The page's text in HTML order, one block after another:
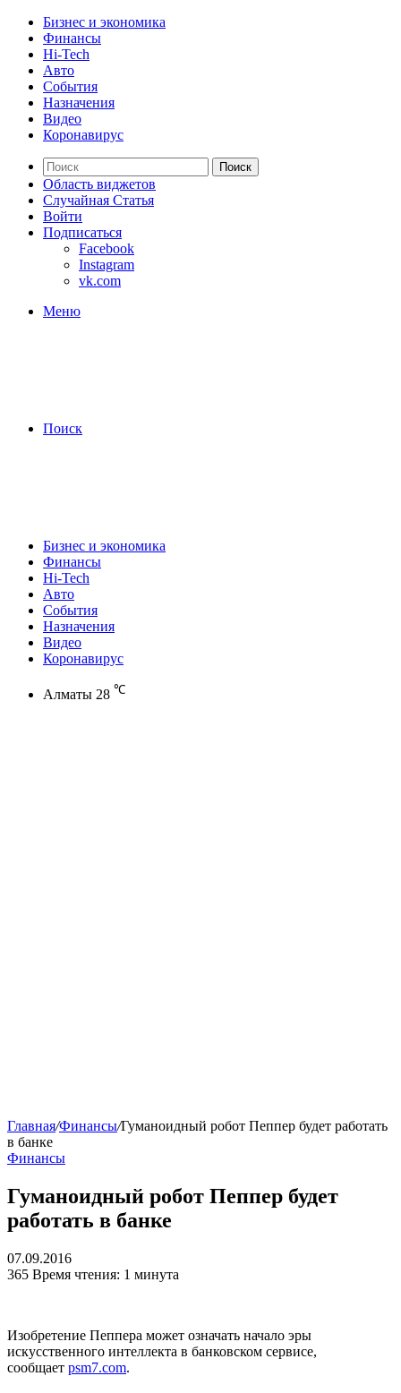
Бизнес и экономика
Финансы
Hi-Tech
Авто
События
Назначения
Видео
Коронавирус
Поиск
Область виджетов
Случайная Статья
Войти
Подписаться
Facebook
Instagram
vk.com
Меню
Поиск
Бизнес и экономика
Финансы
Hi-Tech
Авто
События
Назначения
Видео
Коронавирус
Алматы 28 ℃
Главная/Финансы/Гуманоидный робот Пеппер будет работать
в банке
Финансы
Гуманоидный робот Пеппер будет
работать в банке
07.09.2016
365 Время чтения: 1 минута
Изобретение Пеппера может означать начало эры
искусственного интеллекта в банковском сервисе,
сообщает psm7.com.